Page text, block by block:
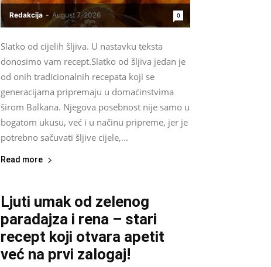
Redakcija - August 7, 2026 0
Slatko od cijelih šljiva. U nastavku teksta
donosimo vam recept.Slatko od šljiva jedan je
od onih tradicionalnih recepata koji se
generacijama pripremaju u domaćinstvima
širom Balkana. Njegova posebnost nije samo u
bogatom ukusu, već i u načinu pripreme, jer je
potrebno sačuvati šljive cijele,...
Read more
Ljuti umak od zelenog
paradajza i rena – stari
recept koji otvara apetit
već na prvi zalogaj!